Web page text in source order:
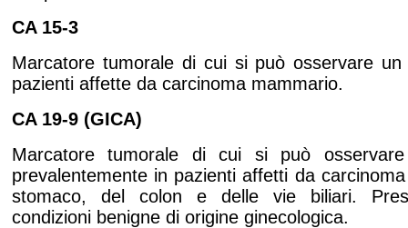
CA 15-3
Marcatore tumorale di cui si può osservare un
pazienti affette da carcinoma mammario.
CA 19-9 (GICA)
Marcatore tumorale di cui si può
prevalentemente in pazienti affetti da
stomaco, del colon e delle vie biliari.
condizioni benigne di origine ginecologica.